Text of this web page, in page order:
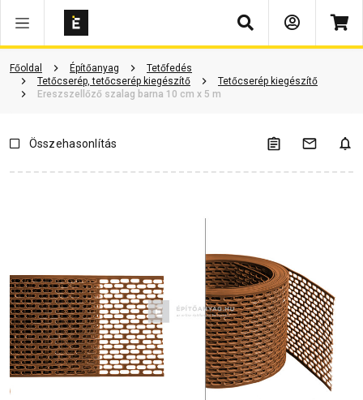
Keresés
Főoldal Építőanyag
Tetőfedés
Tetőcserép, tetőcserép kiegészítő
Tetőcserép kiegészítő
Ereszszellőző szalag barna 10 cm x 5 m
Vásárlói vélemények Kérdések és válaszok Kapcsolódó cikkek
Összehasonlítás